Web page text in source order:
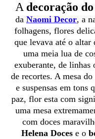
A decoração
da Naomi Decor, a
folhagens, flores
que levava até o
uma meia lua de
exuberante, de linhas
de recortes. A mesa
e suspensas em tons
paz, flor esta com
uma mesa
com doces
Helena Doces e o